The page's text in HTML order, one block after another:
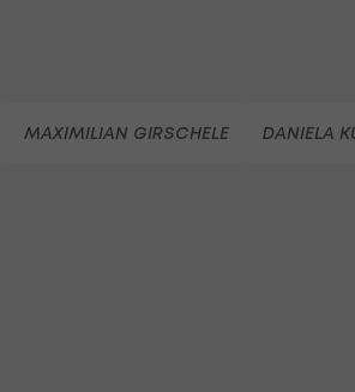
MAXIMILIAN GIRSCHELE DANIELA